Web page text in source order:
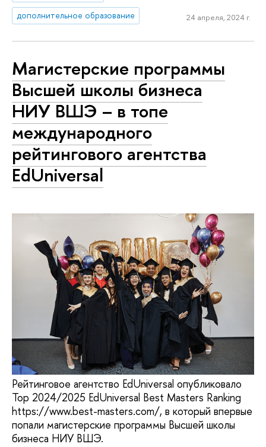
дополнительное образование
24 апреля, 2024 г.
Магистерские программы
Высшей школы бизнеса
НИУ ВШЭ – в топе
международного
рейтингового агентства
EdUniversal
Рейтинговое агентство EdUniversal опубликовало
Top 2024/2025 EdUniversal Best Masters Ranking
https://www.best-masters.com/, в который впервые
попали магистерские программы Высшей школы
бизнеса НИУ ВШЭ.